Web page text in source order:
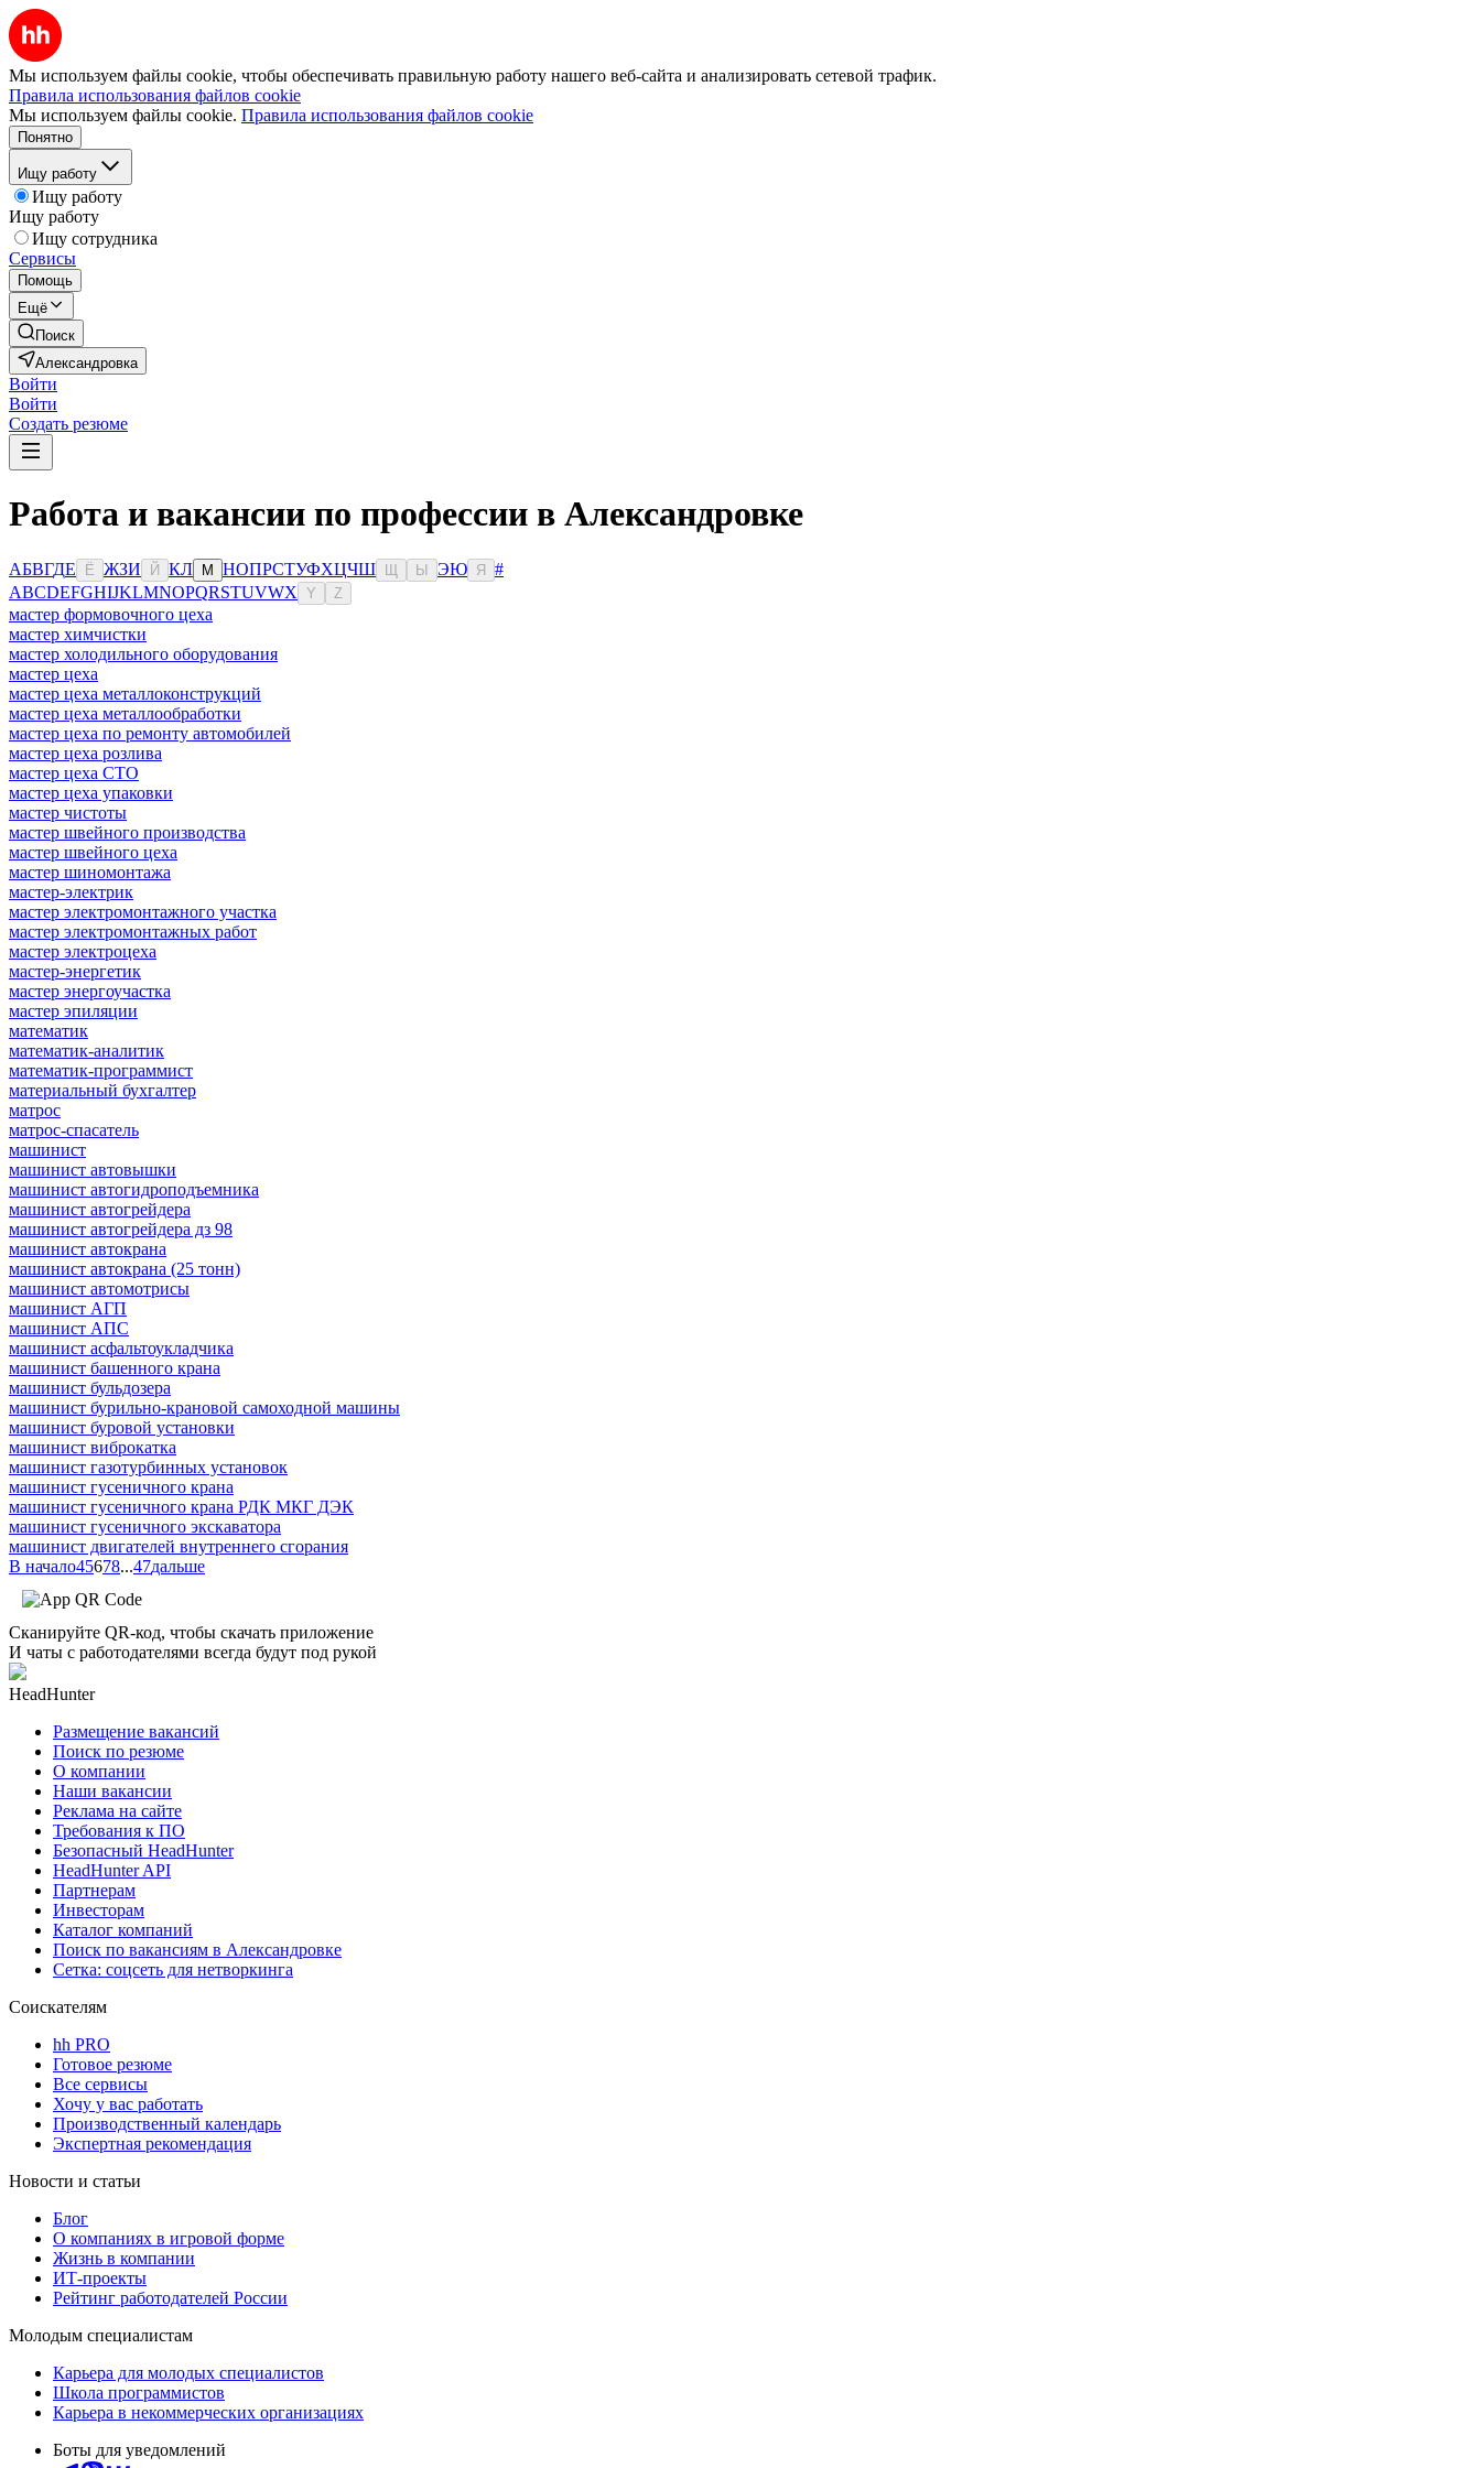
Мы используем файлы cookie, чтобы обеспечивать правильную работу нашего веб-сайта и анализировать сетевой трафик.
Правила использования файлов cookie
Мы используем файлы cookie. Правила использования файлов cookie
Понятно
Ищу работу
Ищу работу
Ищу работу
Ищу сотрудника
Сервисы
Помощь
Ещё
Поиск
Александровка
Войти
Войти
Создать резюме
Работа и вакансии по профессии в Александровке
АБВГДЕ Ё ЖЗИ Й КЛ М НОПРСТУФХЦЧШ Ы ЭЮ Я
#
ABCDEFGHIJKLMNOPQRSTUVWX Y Z
мастер формовочного цеха
мастер химчистки
мастер холодильного оборудования
мастер цеха
мастер цеха металлоконструкций
мастер цеха металлообработки
мастер цеха по ремонту автомобилей
мастер цеха розлива
мастер цеха СТО
мастер цеха упаковки
мастер чистоты
мастер швейного производства
мастер швейного цеха
мастер шиномонтажа
мастер-электрик
мастер электромонтажного участка
мастер электромонтажных работ
мастер электроцеха
мастер-энергетик
мастер энергоучастка
мастер эпиляции
математик
математик-аналитик
математик-программист
материальный бухгалтер
матрос
матрос-спасатель
машинист
машинист автовышки
машинист автогидроподъемника
машинист автогрейдера
машинист автогрейдера дз 98
машинист автокрана
машинист автокрана (25 тонн)
машинист автомотрисы
машинист АГП
машинист АПС
машинист асфальтоукладчика
машинист башенного крана
машинист бульдозера
машинист бурильно-крановой самоходной машины
машинист буровой установки
машинист виброкатка
машинист газотурбинных установок
машинист гусеничного крана
машинист гусеничного крана РДК МКГ ДЭК
машинист гусеничного экскаватора
машинист двигателей внутреннего сгорания
В начало45678...47дальше
Сканируйте QR-код, чтобы скачать приложение
И чаты с работодателями всегда будут под рукой
HeadHunter
Размещение вакансий
Поиск по резюме
О компании
Наши вакансии
Реклама на сайте
Требования к ПО
Безопасный HeadHunter
HeadHunter API
Партнерам
Инвесторам
Каталог компаний
Поиск по вакансиям в Александровке
Сетка: соцсеть для нетворкинга
Соискателям
hh PRO
Готовое резюме
Все сервисы
Хочу у вас работать
Производственный календарь
Экспертная рекомендация
Новости и статьи
Блог
О компаниях в игровой форме
Жизнь в компании
ИТ-проекты
Рейтинг работодателей России
Молодым специалистам
Карьера для молодых специалистов
Школа программистов
Карьера в некоммерческих организациях
Боты для уведомлений